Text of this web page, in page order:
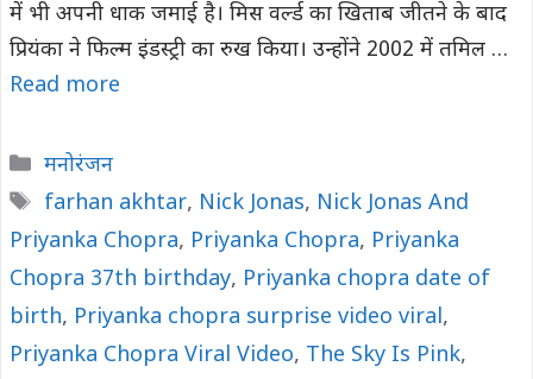
में भी अपनी धाक जमाई है। मिस वर्ल्ड का खिताब जीतने के बाद
प्रियंका ने फिल्म इंडस्ट्री का रुख किया। उन्होंने 2002 में तमिल …
Read more
Categories
मनोरंजन
Tags
farhan akhtar, Nick Jonas, Nick Jonas And
Priyanka Chopra, Priyanka Chopra, Priyanka
Chopra 37th birthday, Priyanka chopra date of
birth, Priyanka chopra surprise video viral,
Priyanka Chopra Viral Video, The Sky Is Pink,